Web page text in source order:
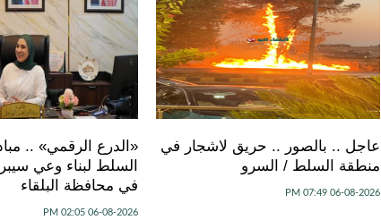
عاجل .. بالصور .. حريق لاشجار في
منطقة السلط / السرو
06-08-2026 07:49 PM
«الدرع الرقمي» ..
السلط لبناء وعي
في محافظة البلقاء
06-08-2026 02:05 PM